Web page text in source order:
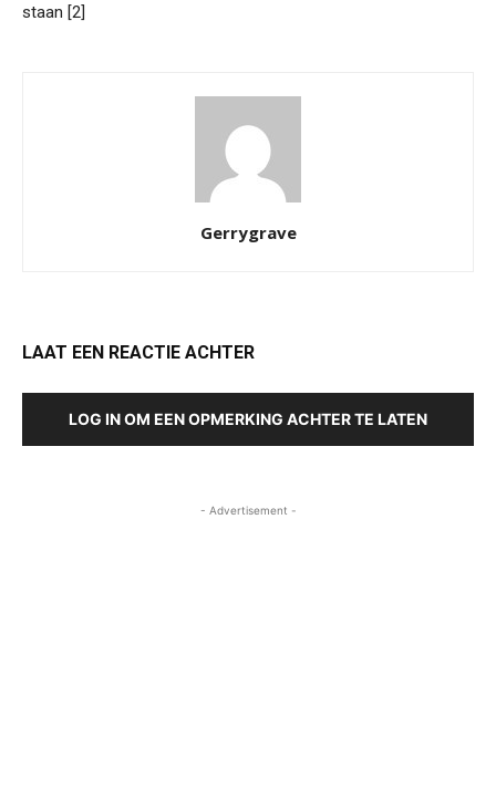
staan [2]
Gerrygrave
LAAT EEN REACTIE ACHTER
LOG IN OM EEN OPMERKING ACHTER TE LATEN
- Advertisement -